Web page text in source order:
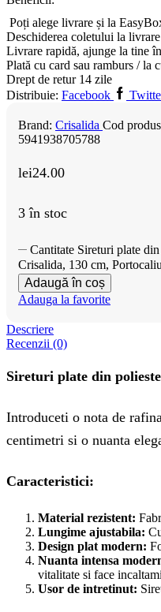
Poți alege livrare și la
Deschiderea coletului la livrare
Livrare rapidă, ajunge la tine
Plată cu card sau ramburs / la
Drept de retur 14 zile
Distribuie: Facebook
Brand: Crisalida Cod
5941938705788
lei24.00
3 în stoc
Cantitate Sireturi plate
Crisalida, 130 cm,
Adaugă în coș
Adauga la favorite
Descriere
Recenzii (0)
Sireturi plate din
Introduceti o nota de
centimetri si o nuanta
Caracteristici:
Material rezistent:
Lungime ajustabila:
Design plat modern:
Nuanta intensa
vitalitate si face
Usor de intretinut: